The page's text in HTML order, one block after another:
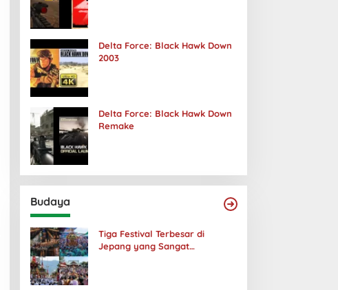
Delta Force: Black Hawk Down
2003
Delta Force: Black Hawk Down
Remake
Budaya
Tiga Festival Terbesar di
Jepang yang Sangat